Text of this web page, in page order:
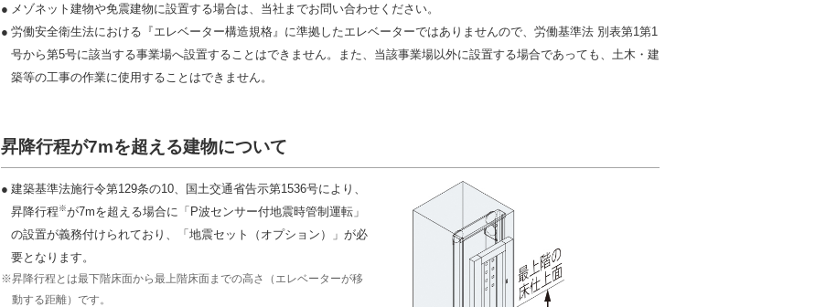
● メゾネット建物や免震建物に設置する場合は、当社までお問い合わせください。
● 労働安全衛生法における『エレベーター構造規格』に準拠したエレベーターではありませんので、労働基準法 別表第1第1
号から第5号に該当する事業場へ設置することはできません。また、当該事業場以外に設置する場合であっても、土木・建
築等の工事の作業に使用することはできません。
昇降行程が7mを超える建物について
● 建築基準法施行令第129条の10、国土交通省告示第1536号により、
昇降行程 ※が7mを超える場合に「P波センサー付地震時管制運転」
の設置が義務付けられており、「地震セット（オプション）」が必
要となります。
※昇降行程とは最下階床面から最上階床面までの高さ（エレベーターが移
動する距離）です。